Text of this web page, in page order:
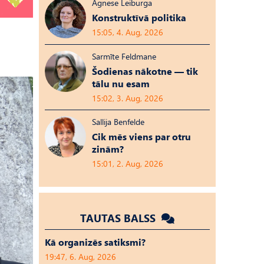
Agnese Leiburga
Konstruktīvā politika
15:05, 4. Aug, 2026
Sarmīte Feldmane
Šodienas nākotne — tik
tālu nu esam
15:02, 3. Aug, 2026
Sallija Benfelde
Cik mēs viens par otru
zinām?
15:01, 2. Aug, 2026
TAUTAS BALSS
Kā organizēs satiksmi?
19:47, 6. Aug, 2026